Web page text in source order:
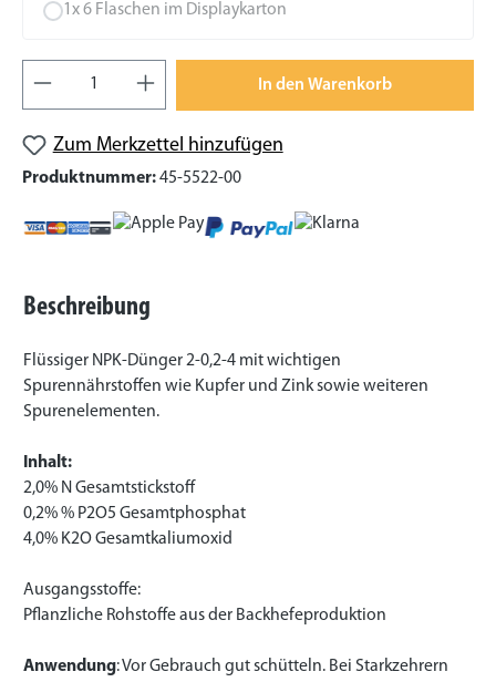
1x 6 Flaschen im Displaykarton
Produkt Anzahl: Gib den gewünschten
In den Warenkorb
Zum Merkzettel hinzufügen
Produktnummer:45-5522-00
Beschreibung
Flüssiger NPK-Dünger 2-0,2-4 mit wichtigen
Spurennährstoffen wie Kupfer und Zink sowie weiteren
Spurenelementen.
Inhalt:
2,0% N Gesamtstickstoff
0,2% % P2O5 Gesamtphosphat
4,0% K2O Gesamtkaliumoxid
Ausgangsstoffe:
Pflanzliche Rohstoffe aus der Backhefeproduktion
Anwendung: Vor Gebrauch gut schütteln. Bei Starkzehrern